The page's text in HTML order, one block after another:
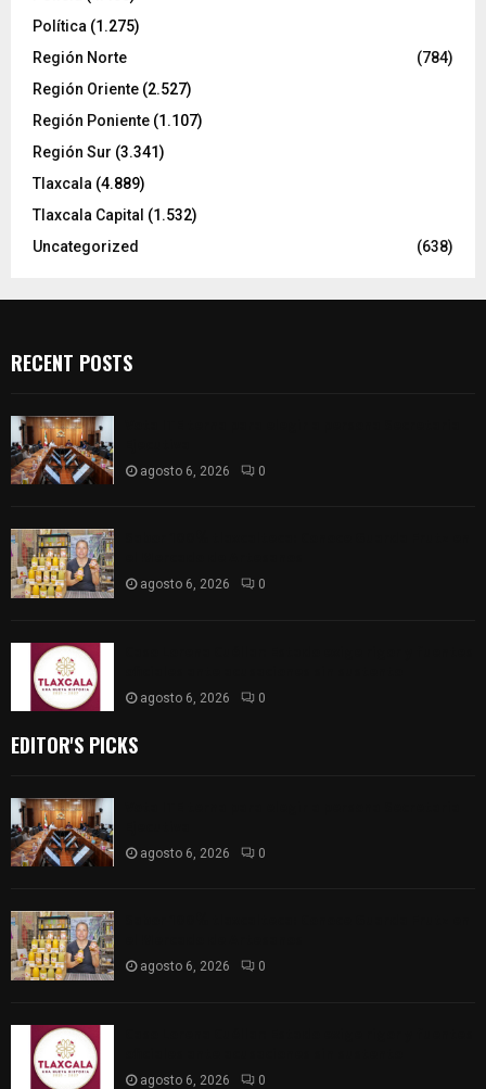
Política (1.275)
Región Norte
(784)
Región Oriente (2.527)
Región Poniente (1.107)
Región Sur (3.341)
Tlaxcala (4.889)
Tlaxcala Capital (1.532)
Uncategorized
(638)
RECENT POSTS
agosto 6, 2026 0
agosto 6, 2026 0
agosto 6, 2026 0
EDITOR'S PICKS
agosto 6, 2026 0
agosto 6, 2026 0
agosto 6, 2026 0